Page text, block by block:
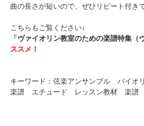
曲の長さが短いので、ぜひリピート付き
こちらもご覧ください↓
「ヴァイオリン教室のための楽譜特集（
ススメ！
キーワード：弦楽アンサンブル バイ
楽譜 エチュード レッスン教材 楽譜